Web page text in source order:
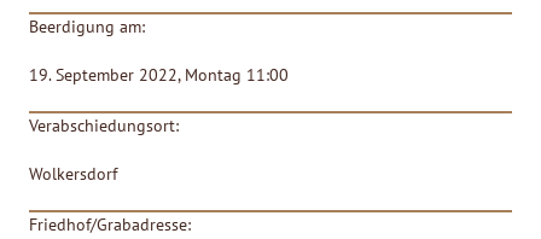
Beerdigung am:
19. September 2022, Montag 11:00
Verabschiedungsort:
Wolkersdorf
Friedhof/Grabadresse: